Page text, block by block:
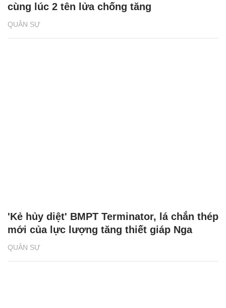
QUÂN SỰ
cùng lúc 2 tên lửa chống tăng
QUÂN SỰ
'Kẻ hủy diệt' BMPT Terminator, lá chắn thép
mới của lực lượng tăng thiết giáp Nga